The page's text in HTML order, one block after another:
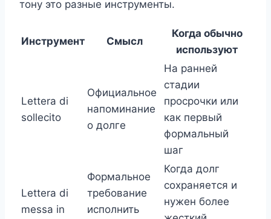
тону это разные инструменты.
Инструмент Смысл
Когда обычно
используют
Lettera di
sollecito
Официальное
напоминание
о долге
На ранней
стадии
просрочки или
как первый
формальный
шаг
Lettera di
messa in
Формальное
требование
исполнить
Когда долг
сохраняется и
нужен более